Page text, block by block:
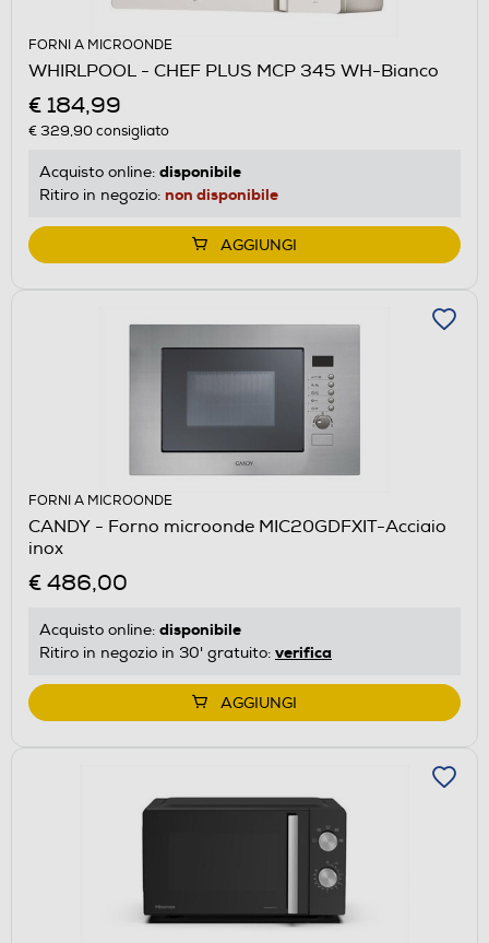
FORNI A MICROONDE
WHIRLPOOL - CHEF PLUS MCP 345 WH-Bianco
€ 184,99
€ 329,90consigliato
Acquisto online: disponibile
Ritiro in negozio: non disponibile
AGGIUNGI
FORNI A MICROONDE
CANDY - Forno microonde MIC20GDFXIT-Acciaio
inox
€ 486,00
Acquisto online: disponibile
Ritiro in negozio in 30' gratuito: verifica
AGGIUNGI